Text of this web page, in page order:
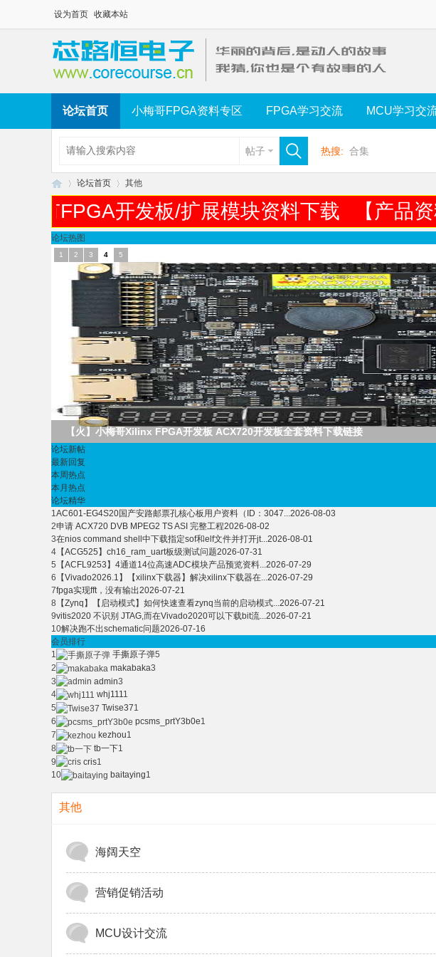
设为首页 收藏本站
论坛首页 小梅哥FPGA资料专区 FPGA学习交流 MCU学习交
帖子 热搜: 合集
芯
恒
电
子
»
论坛首页
›
其他
所有FPGA开发板/扩展模块资料下载 【产品
论坛热图
【火】小梅哥Xilinx FPGA开发板 ACX720开发板全套资料下载链接
1 2 3 4 5
论坛新帖
最新回复
本周热点
本月热点
论坛精华
1AC601-EG4S20国产安路邮票孔核心板用户资料（ID：3047...2026-08-03
2申请 ACX720 DVB MPEG2 TS ASI 完整工程2026-08-02
3在nios command shell中下载指定sof和elf文件并打开jt...2026-08-01
4 【ACG525】ch16_ram_uart板级测试问题2026-07-31
5 【ACFL9253】4通道14位高速ADC模块产品预览资料...2026-07-29
6 【Vivado2026.1】【xilinx下载器】解决xilinx下载器在...2026-07-29
7fpga实现fft，没有输出2026-07-21
8 【Zynq】【启动模式】如何快速查看zynq当前的启动模式...2026-07-21
9vitis2020 不识别 JTAG,而在Vivado2020可以下载bit流...2026-07-21
10解决跑不出schematic问题2026-07-16
会员排行
1
手撕原子弹5
2
makabaka3
3
admin3
4
whj1111
5
Twise371
6
pcsms_prtY3b0e1
7
kezhou1
8
tb一下1
9
cris1
10
baitaying1
其他
海阔天空
营销促销活动
MCU设计交流